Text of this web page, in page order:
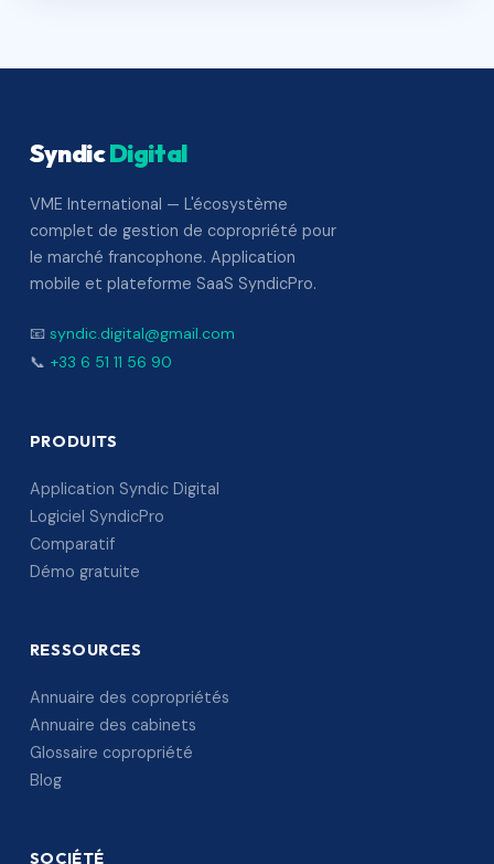
SyndicDigital
VME International — L'écosystème
complet de gestion de copropriété pour
le marché francophone. Application
mobile et plateforme SaaS SyndicPro.
📧 syndic.digital@gmail.com
📞 +33 6 51 11 56 90
PRODUITS
Application Syndic Digital
Logiciel SyndicPro
Comparatif
Démo gratuite
RESSOURCES
Annuaire des copropriétés
Annuaire des cabinets
Glossaire copropriété
Blog
SOCIÉTÉ